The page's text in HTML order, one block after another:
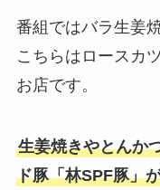
番組ではバラ生姜
こちらはロースカ
お店です。
生姜焼きやとんか
ド豚「林SPF豚」